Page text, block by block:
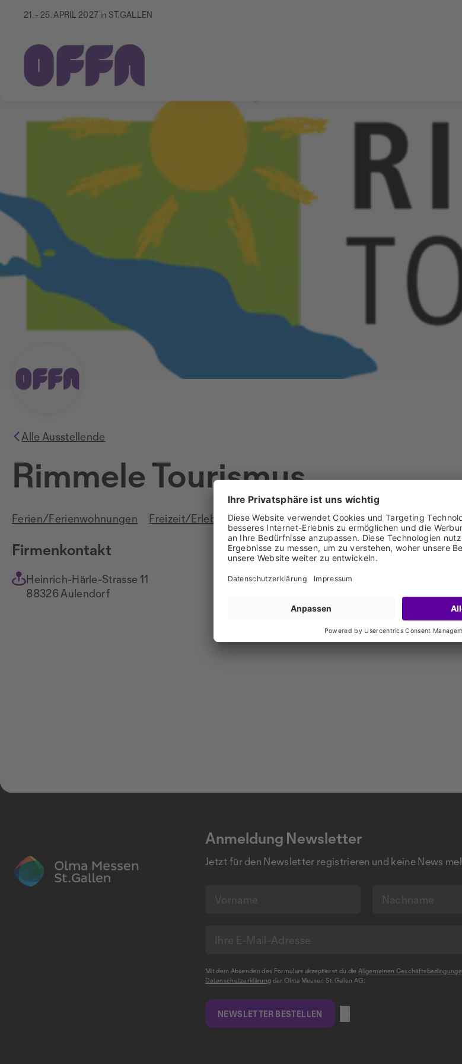
21. - 25. APRIL 2027 in ST.GALLEN
Alle Ausstellende
Rimmele Tourismus
Ferien/Ferienwohnungen Freizeit/Erlebnis Reisen
Firmenkontakt
Heinrich-Härle-Strasse 11
88326 Aulendorf
+49 7525 789 2
Nachricht senden
www.rimmele-tourismus.de
Anmeldung Newsletter
Jetzt für den Newsletter registrieren und keine News
Mit dem Absenden des Formulars akzeptierst du die Allgemeinen
Datenschutzerklärung der Olma Messen St.Gallen AG.
NEWSLETTER BESTELLEN